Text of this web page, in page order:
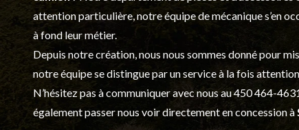
attention particulière, notre équipe de mécanique s’en
à fond leur métier.
Depuis notre création, nous nous sommes donné pour
notre équipe se distingue par un service à la fois
N’hésitez pas à communiquer avec nous au450 464-
également passer nous voir directement en concession à